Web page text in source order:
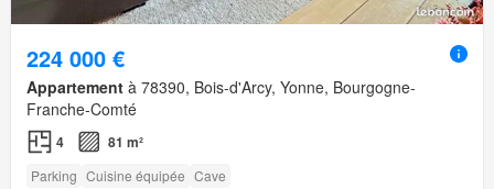
224 000 €
Appartement à 78390, Bois-d'Arcy, Yonne, Bourgogne-
Franche-Comté
4 81 m²
Parking Cuisine équipée Cave